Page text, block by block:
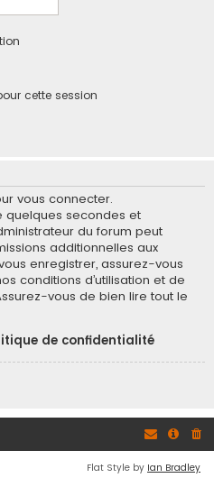
cette session
vous connecter.
quelques secondes et
du forum peut
additionnelles aux
enregistrer, assurez-vous
conditions d’utilisation et de
vous de bien lire tout le
de confidentialité
Flat Style by Ian Bradley